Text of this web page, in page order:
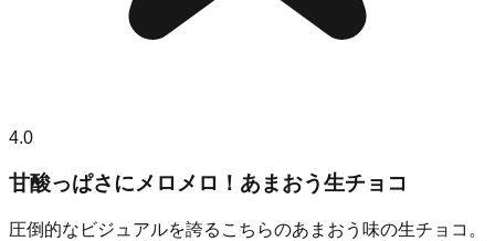
4.0
甘酸っぱさにメロメロ！あまおう生チョコ
圧倒的なビジュアルを誇るこちらのあまおう味の生チョコ。